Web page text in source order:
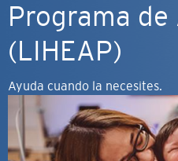
Programa de
(LIHEAP)
Ayuda cuando la necesites.